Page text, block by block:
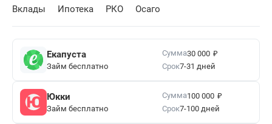
Вклады Ипотека РКО Осаго
Екапуста
Займ бесплатно
Сумма30 000 ₽
Срок7-31 дней
Юкки
Займ бесплатно
Сумма100 000 ₽
Срок7-100 дней